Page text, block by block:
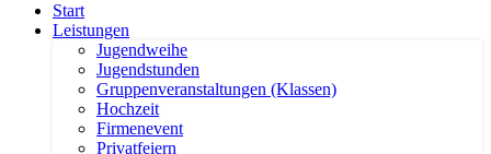
Start
Leistungen
Jugendweihe
Jugendstunden
Gruppenveranstaltungen (Klassen)
Hochzeit
Firmenevent
Privatfeiern